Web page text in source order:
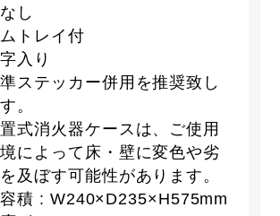
し
トレイ付
入り
ステッカー併用を推奨致し
。
式消火器ケースは、ご使用
によって床・壁に変色や劣
及ぼす可能性があります。
積 : W240×D235×H575mm